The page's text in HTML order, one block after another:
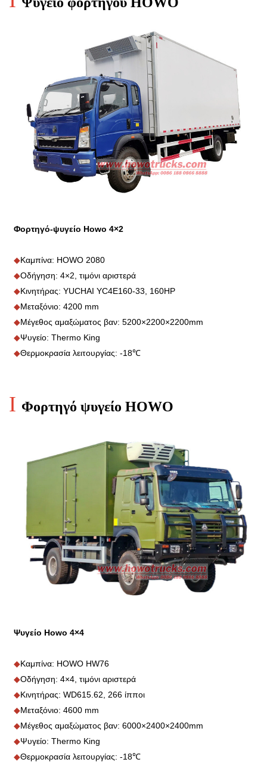
Φορτηγό-ψυγείο Howo 4×2
◆Καμπίνα: HOWO 2080
◆Οδήγηση: 4×2, τιμόνι αριστερά
◆Κινητήρας: YUCHAI YC4E160-33, 160HP
◆Μεταξόνιο: 4200 mm
◆Μέγεθος αμαξώματος βαν: 5200×2200×2200mm
◆Ψυγείο: Thermo King
◆Θερμοκρασία λειτουργίας: -18℃
I Φορτηγό ψυγείο HOWO
Ψυγείο Howo 4×4
◆Καμπίνα: HOWO HW76
◆Οδήγηση: 4×4, τιμόνι αριστερά
◆Κινητήρας: WD615.62, 266 ίπποι
◆Μεταξόνιο: 4600 mm
◆Μέγεθος αμαξώματος βαν: 6000×2400×2400mm
◆Ψυγείο: Thermo King
◆Θερμοκρασία λειτουργίας: -18℃